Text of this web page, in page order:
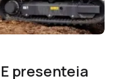
presenteia